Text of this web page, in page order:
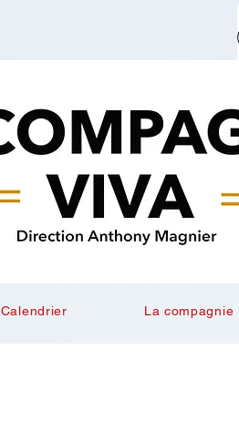
Calendrier La compagnie